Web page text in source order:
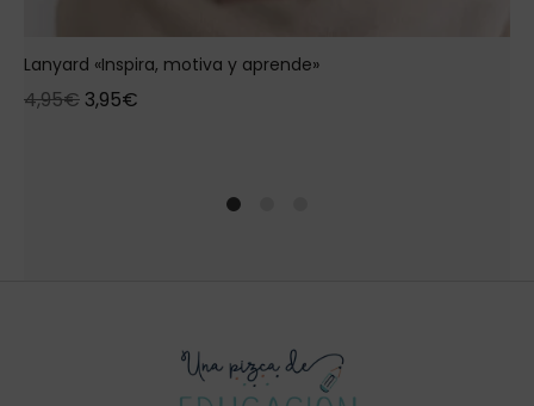
Lanyard «Inspira, motiva y aprende»
4,95€ 3,95€